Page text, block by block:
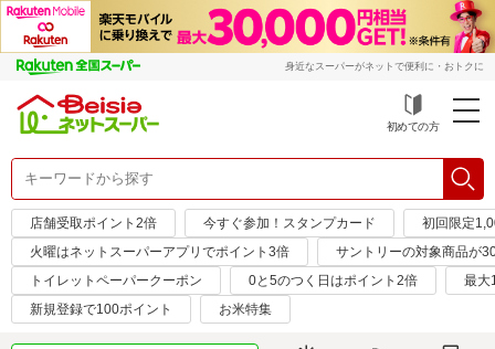
身近なスーパーがネットで便利に・おトクに
初めての方
店舗受取ポイント2倍 今すぐ参加！スタンプカード
初回限定
火曜はネットスーパーアプリでポイント3倍
サントリーの対象商品が
トイレットペーパークーポン
0と5のつく日はポイント2倍
最大
新規登録で100ポイント
お米特集